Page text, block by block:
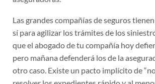
Las grandes compañías de seguros tienen
sí para agilizar los trámites de los
que el abogado de tu compañía hoy
pero mañana defenderá los de la
otro caso. Existe un pacto implícito de “no
resolver los expedientes rápido y al